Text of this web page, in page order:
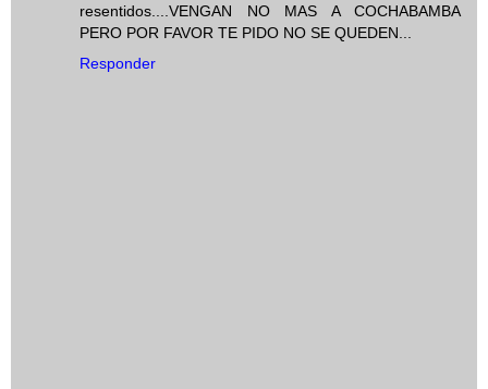
resentidos....VENGAN NO MAS A COCHABAMBA
PERO POR FAVOR TE PIDO NO SE QUEDEN...
Responder